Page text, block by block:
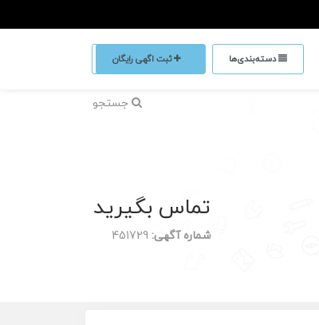
دسته‌بندی‌ها ثبت اگهی رایگان
جستجو
تماس بگیرید
شماره آگهی: 451729